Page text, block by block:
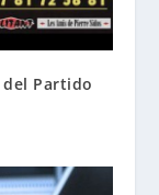
del Partido